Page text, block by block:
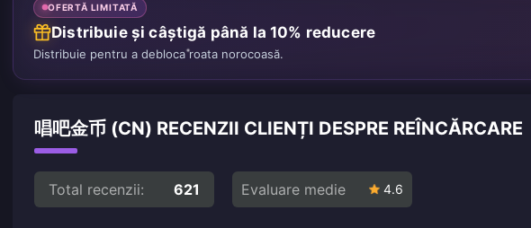
OFERTĂ LIMITATĂ
Distribuie și câștigă până la 10% reducere
Distribuie pentru a debloca roata norocoasă.
唱吧金币 (CN) RECENZII CLIENȚI DESPRE REÎNCĂRCARE
Total recenzii: 621 Evaluare medie 4.6